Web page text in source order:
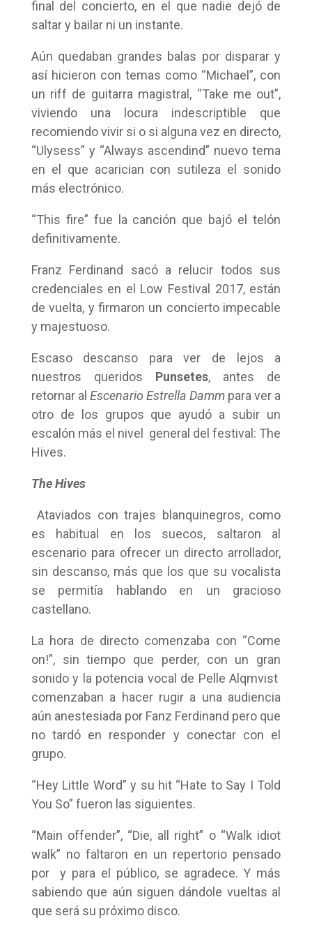
final del concierto, en el que nadie dejó de
saltar y bailar ni un instante.
Aún quedaban grandes balas por disparar y
así hicieron con temas como “Michael”, con
un riff de guitarra magistral, “Take me out”,
viviendo una locura indescriptible que
recomiendo vivir si o si alguna vez en directo,
“Ulysess” y “Always ascendind” nuevo tema
en el que acarician con sutileza el sonido
más electrónico.
“This fire” fue la canción que bajó el telón
definitivamente.
Franz Ferdinand sacó a relucir todos sus
credenciales en el Low Festival 2017, están
de vuelta, y firmaron un concierto impecable
y majestuoso.
Escaso descanso para ver de lejos a
nuestros queridos Punsetes, antes de
retornar al Escenario Estrella Damm para ver a
otro de los grupos que ayudó a subir un
escalón más el nivel general del festival: The
Hives.
The Hives
Ataviados con trajes blanquinegros, como
es habitual en los suecos, saltaron al
escenario para ofrecer un directo arrollador,
sin descanso, más que los que su vocalista
se permitía hablando en un gracioso
castellano.
La hora de directo comenzaba con “Come
on!”, sin tiempo que perder, con un gran
sonido y la potencia vocal de Pelle Alqmvist
comenzaban a hacer rugir a una audiencia
aún anestesiada por Fanz Ferdinand pero que
no tardó en responder y conectar con el
grupo.
“Hey Little Word” y su hit “Hate to Say I Told
You So” fueron las siguientes.
“Main offender”, “Die, all right” o “Walk idiot
walk” no faltaron en un repertorio pensado
por y para el público, se agradece. Y más
sabiendo que aún siguen dándole vueltas al
que será su próximo disco.